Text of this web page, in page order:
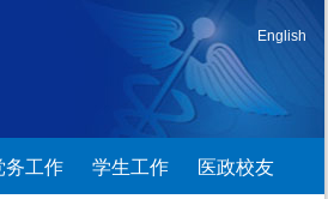
English
务工作 学生工作 医政校友